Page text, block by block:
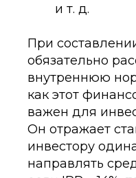
и т. д.
При
обязательно
внутреннюю
как этот
важен для
Он отражает
инвестору
направлять